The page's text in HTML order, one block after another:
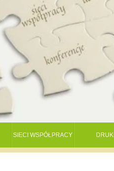
SIECI WSPÓŁPRACY DRUKI